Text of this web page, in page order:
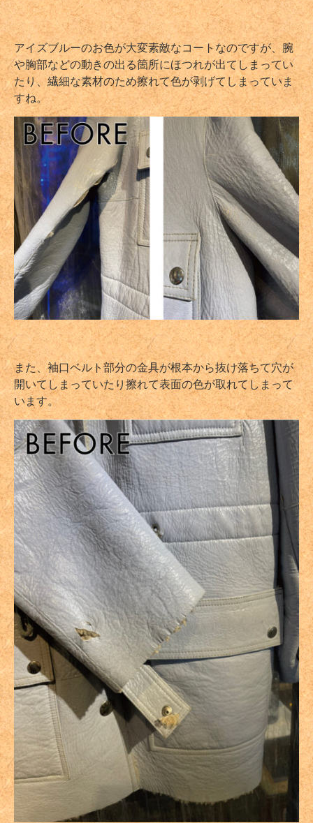
アイズブルーのお色が大変素敵なコートなのですが、腕
や胸部などの動きの出る箇所にほつれが出てしまってい
たり、繊細な素材のため擦れて色が剥げてしまっていま
すね。
また、袖口ベルト部分の金具が根本から抜け落ちて穴が
開いてしまっていたり擦れて表面の色が取れてしまって
います。